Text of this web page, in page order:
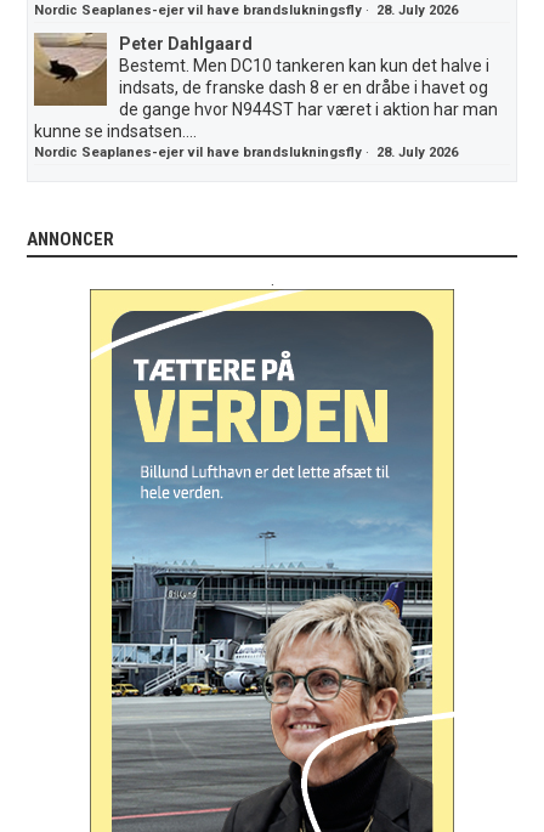
Nordic Seaplanes-ejer vil have brandslukningsfly · 28. July 2026
Peter Dahlgaard
Bestemt. Men DC10 tankeren kan kun det halve i
indsats, de franske dash 8 er en dråbe i havet og
de gange hvor N944ST har været i aktion har man
kunne se indsatsen....
Nordic Seaplanes-ejer vil have brandslukningsfly · 28. July 2026
ANNONCER